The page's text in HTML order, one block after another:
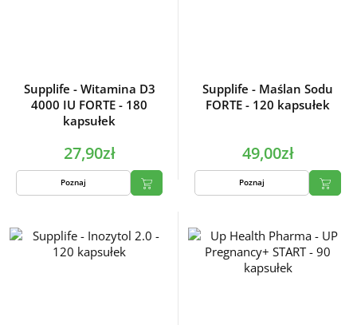
Supplife - Witamina D3
4000 IU FORTE - 180
kapsułek
27,90zł
Poznaj
Supplife - Maślan Sodu
FORTE - 120 kapsułek
49,00zł
Poznaj